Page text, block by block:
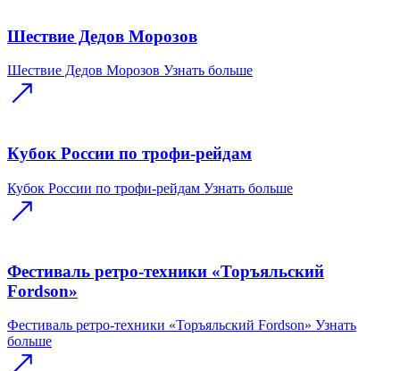
Шествие Дедов Морозов
Шествие Дедов Морозов Узнать больше
Кубок России по трофи-рейдам
Кубок России по трофи-рейдам Узнать больше
Фестиваль ретро-техники «Торъяльский
Fordson»
Фестиваль ретро-техники «Торъяльский Fordson» Узнать
больше